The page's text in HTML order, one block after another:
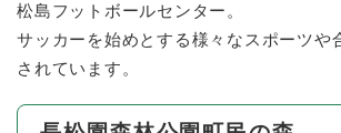
松島フットボールセンター。
サッカーを始めとする様々なスポーツや
されています。